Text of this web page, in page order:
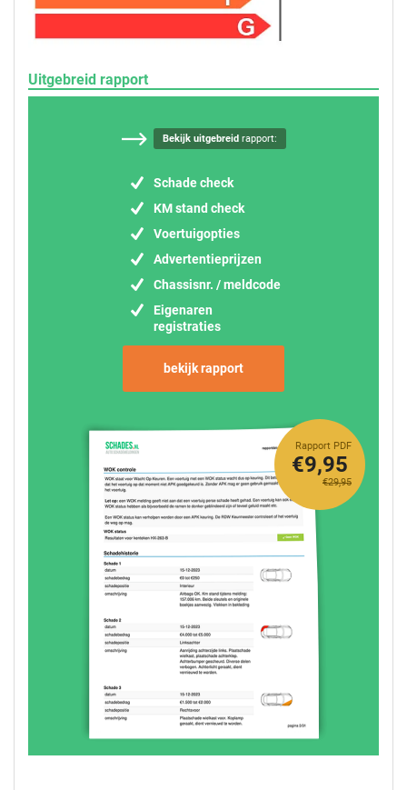
Uitgebreid rapport
Bekijk uitgebreidrapport:
Schade check
KM stand check
Voertuigopties
Advertentieprijzen
Chassisnr. / meldcode
Eigenaren
registraties
bekijk rapport
Rapport PDF
€29,95
€9,95